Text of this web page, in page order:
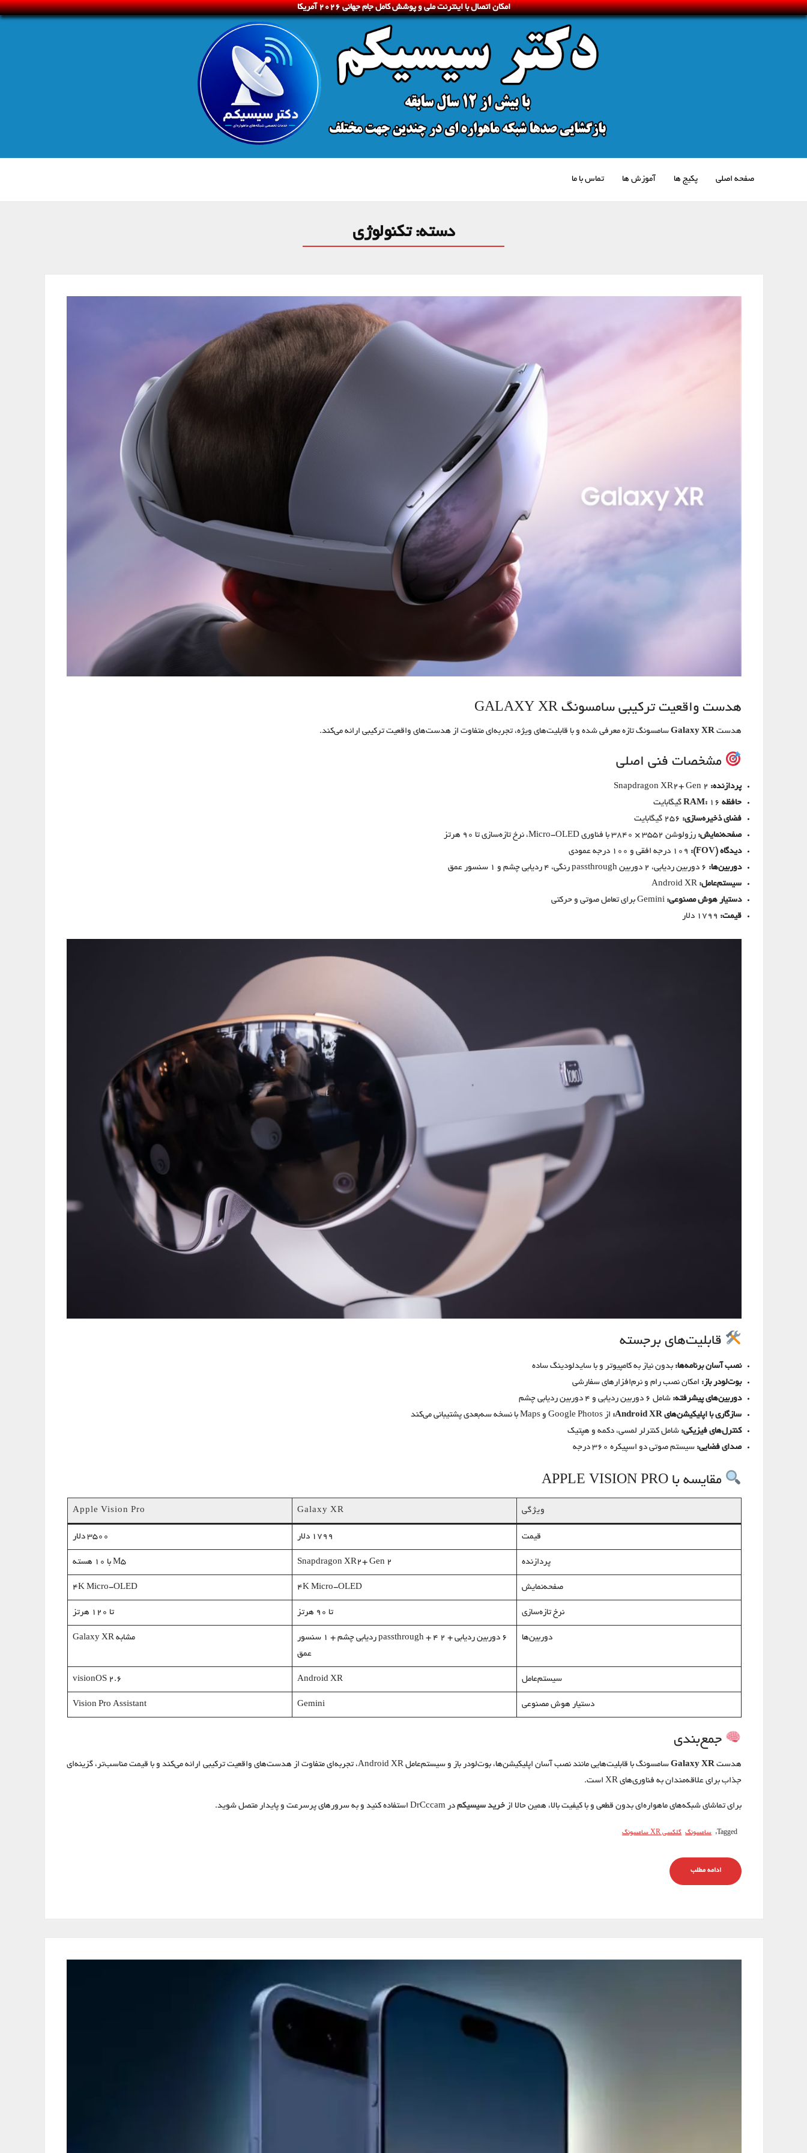
امکان اتصال با اینترنت ملی و پوشش کامل جام جهانی 2026 آمریکا
صفحه اصلی پکیج ها آموزش ها تماس با ما
دسته:تکنولوژی
هدست واقعیت ترکیبی سامسونگ GALAXY XR
هدست Galaxy XRسامسونگ تازه معرفی شده و با قابلیت‌های ویژه، تجربه‌ای متفاوت از هدست‌های واقعیت ترکیبی ارائه می‌کند.
مشخصات فنی اصلی
پردازنده:
حافظه RAM: 16 گیگابایت
فضای ذخیره‌سازی:
صفحه‌نمایش: رزولوشن ۳۵۵۲ × ۳۸۴۰ با فناوری Micro-OLED، نرخ تازه‌سازی تا ۹۰ هرتز
دیدگاه (FOV):
دوربین‌ها:
سیستم‌عامل:
دستیار هوش مصنوعی:
قیمت:
قابلیت‌های برجسته
نصب آسان برنامه‌ها: بدون نیاز به کامپیوتر و با سایدلودینگ ساده
بوت‌لودر باز: امکان نصب رام و نرم‌افزارهای سفارشی
دوربین‌های پیشرفته: شامل ۶ دوربین ردیابی و ۴ دوربین ردیابی چشم
سازگاری با اپلیکیشن‌های Android XR:
از Google Photos و Maps با نسخه سه‌بعدی پشتیبانی می‌کند
کنترل‌های فیزیکی: شامل کنترلر لمسی، دکمه و هپتیک
صدای فضایی: سیستم صوتی دو اسپیکره ۳۶۰ درجه
مقایسه با APPLE VISION PRO
ویژگی Galaxy XR
Apple Vision Pro
قیمت 1799 دلار 3500 دلار
پردازنده Snapdragon XR2+ Gen 2 M5 با 10 هسته
صفحه‌نمایش ۴K Micro-OLED ۴K Micro-OLED
نرخ تازه‌سازی تا ۹۰ هرتز تا ۱۲۰ هرتز
دوربین‌ها
۶ دوربین ردیابی + ۲ passthrough + ۴ ردیابی چشم + ۱ سنسور
عمق
مشابه Galaxy XR
سیستم‌عامل Android XR
visionOS 2.6
دستیار هوش مصنوعی Gemini
Vision Pro Assistant
جمع‌بندی
هدست Galaxy XR
سامسونگ با قابلیت‌هایی مانند نصب آسان اپلیکیشن‌ها، بوت‌لودر باز و سیستم‌عامل Android XR، تجربه‌ای متفاوت از هدست‌های واقعیت ترکیبی ارائه می‌کند و با قیمت مناسب‌تر، گزینه‌ای
جذاب برای علاقه‌مندان به فناوری‌های XR است.
برای تماشای شبکه‌های ماهواره‌ای بدون قطعی و با کیفیت بالا، همین حالا از خرید سیسیکمدر DrCccam استفاده کنید و به سرورهای پرسرعت و پایدار متصل شوید.
Tagged: سامسونگ گلکسی XR سامسونگ
ادامه مطلب